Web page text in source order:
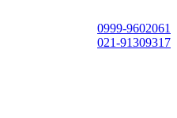
0999-9602061
021-91309317